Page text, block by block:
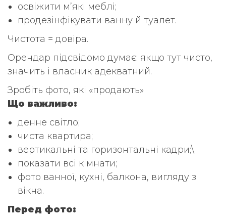
освіжити м’які меблі;
продезінфікувати ванну й туалет.
Чистота = довіра.
Орендар підсвідомо думає: якщо тут чисто,
значить і власник адекватний.
Зробіть фото, які «продають»
Що важливо:
денне світло;
чиста квартира;
вертикальні та горизонтальні кадри;\
показати всі кімнати;
фото ванної, кухні, балкона, вигляду з
вікна.
Перед фото: